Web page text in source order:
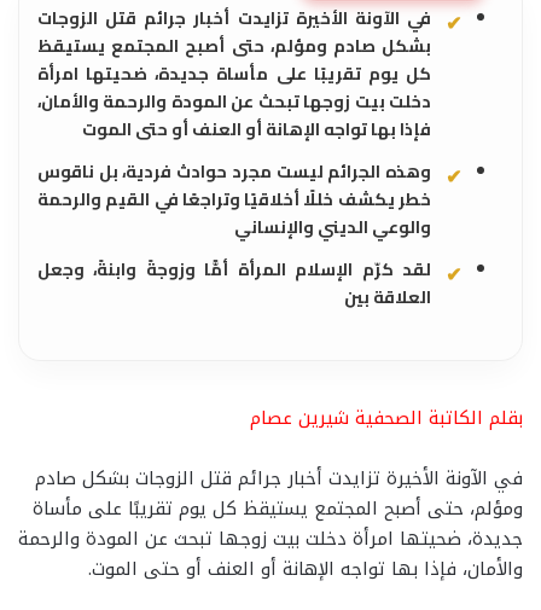
في الآونة الأخيرة تزايدت أخبار جرائم قتل الزوجات
بشكل صادم ومؤلم، حتى أصبح المجتمع يستيقظ
كل يوم تقريبًا على مأساة جديدة، ضحيتها امرأة
دخلت بيت زوجها تبحث عن المودة والرحمة والأمان،
فإذا بها تواجه الإهانة أو العنف أو حتى الموت
وهذه الجرائم ليست مجرد حوادث فردية، بل ناقوس
خطر يكشف خللًا أخلاقيًا وتراجعًا في القيم والرحمة
والوعي الديني والإنساني
لقد كرّم الإسلام المرأة أمًّا وزوجةً وابنةً، وجعل
العلاقة بين
بقلم الكاتبة الصحفية شيرين عصام
في الآونة الأخيرة تزايدت أخبار جرائم قتل الزوجات بشكل صادم
ومؤلم، حتى أصبح المجتمع يستيقظ كل يوم تقريبًا على مأساة
جديدة، ضحيتها امرأة دخلت بيت زوجها تبحث عن المودة والرحمة
والأمان، فإذا بها تواجه الإهانة أو العنف أو حتى الموت.